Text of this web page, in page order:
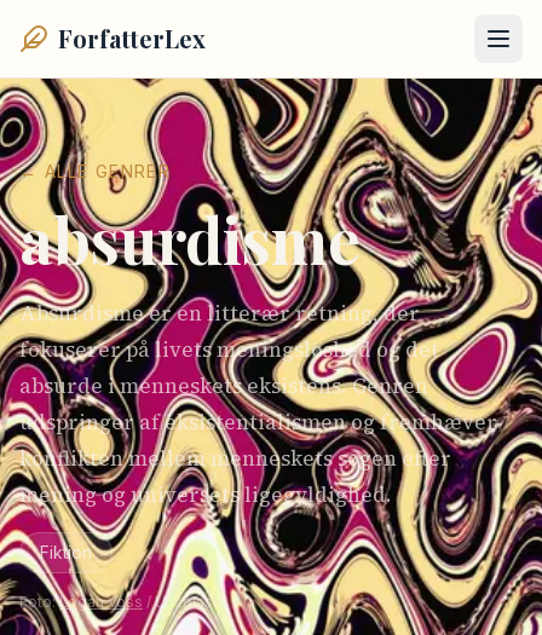
ForfatterLex
← ALLE GENRER
absurdisme
Absurdisme er en litterær retning, der
fokuserer på livets meningsløshed og det
absurde i menneskets eksistens. Genren
udspringer af eksistentialismen og fremhæver
konflikten mellem menneskets søgen efter
mening og universets ligegyldighed.
Fiktion
Foto:Logan Voss / Unsplash